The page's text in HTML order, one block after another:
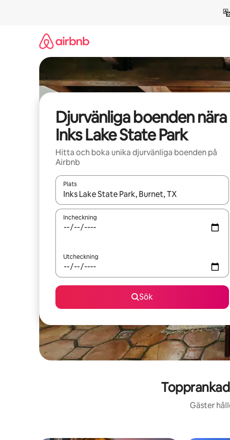
Djurvänliga boenden nära
Inks Lake State Park
Hitta och boka unika djurvänliga boenden på
Airbnb
Plats
När resultaten är tillgängliga kan du navigera med
Incheckning
Utcheckning
Sök
Gäster